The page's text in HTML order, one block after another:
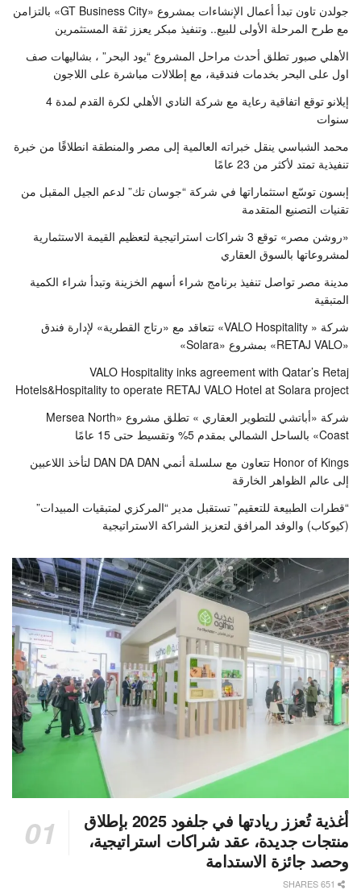
جولدن تاون تبدأ أعمال الإنشاءات بمشروع «GT Business City» بالتزامن
مع طرح المرحلة الأولى للبيع.. وتنفيذ مبكر يعزز ثقة المستثمرين
الأهلي صبور تطلق أحدث مراحل المشروع “يود البحر” ، بشاليهات صف
اول على البحر بخدمات فندقية، مع إطلالات مباشرة على اللاجون
إيلانو توقع اتفاقية رعاية مع شركة النادي الأهلي لكرة القدم لمدة 4
سنوات
محمد الشباسي ينقل خبراته العالمية إلى مصر والمنطقة انطلاقًا من خبرة
تنفيذية تمتد لأكثر من 23 عامًا
إبسون توسّع استثماراتها في شركة “جوسان تك” لدعم الجيل المقبل من
تقنيات التصنيع المتقدمة
«روشن مصر» توقع 3 شراكات استراتيجية لتعظيم القيمة الاستثمارية
لمشروعاتها بالسوق العقاري
مدينة مصر تواصل تنفيذ برنامج شراء أسهم الخزينة وتبدأ شراء الكمية
المتبقية
شركة « VALO Hospitality» تتعاقد مع «رتاج القطرية» لإدارة فندق
«RETAJ VALO» بمشروع «Solara»
VALO Hospitality inks agreement with Qatar’s Retaj
Hotels&Hospitality to operate RETAJ VALO Hotel at Solara project
شركة «أباتشي للتطوير العقاري » تطلق مشروع «Mersea North
Coast» بالساحل الشمالي بمقدم 5% وتقسيط حتى 15 عامًا
Honor of Kings تتعاون مع سلسلة أنمي DAN DA DAN لتأخذ اللاعبين
إلى عالم الظواهر الخارقة
“قطرات الطبيعة للتعقيم” تستقبل مدير “المركزي لمتبقيات المبيدات”
(كيوكاب) والوفد المرافق لتعزيز الشراكة الاستراتيجية
أغذية تُعزز ريادتها في جلفود 2025 بإطلاق
منتجات جديدة، عقد شراكات استراتيجية،
وحصد جائزة الاستدامة